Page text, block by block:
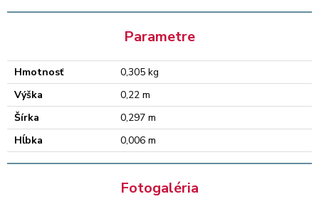
Parametre
Hmotnosť
0,305 kg
Výška
0,22 m
Šírka
0,297 m
Hĺbka
0,006 m
Fotogaléria